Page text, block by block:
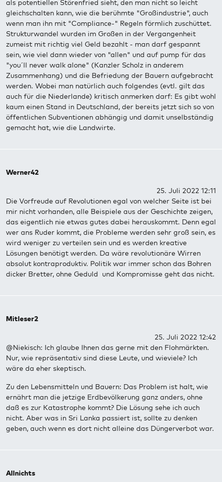
als potentiellen Störenfried sieht, den man nicht so leicht
gleichschalten kann, wie die berühmte "Großindustrie", auch
wenn man ihn mit "Compliance-" Regeln förmlich zuschüttet.
Strukturwandel wurden im Großen in der Vergangenheit
zumeist mit richtig viel Geld bezahlt - man darf gespannt
sein, wie viel dann wieder von "allen" und auf pump für das
"you´ll never walk alone" (Kanzler Scholz in anderem
Zusammenhang) und die Befriedung der Bauern aufgebracht
werden. Wobei man natürlich auch folgendes (evtl. gilt das
auch für die Niederlande) kritisch anmerken darf: Es gibt wohl
kaum einen Stand in Deutschland, der bereits jetzt sich so von
öffentlichen Subventionen abhängig und damit unselbständig
gemacht hat, wie die Landwirte.
Werner42
25. Juli 2022 12:11
Die Vorfreude auf Revolutionen egal von welcher Seite ist bei
mir nicht vorhanden, alle Beispiele aus der Geschichte zeigen,
das eigentlich nie etwas gutes dabei herauskommt. Denn egal
wer ans Ruder kommt, die Probleme werden sehr groß sein, es
wird weniger zu verteilen sein und es werden kreative
Lösungen benötigt werden. Da wäre revolutionäre Wirren
absolut kontraproduktiv. Politik war immer schon das Bohren
dicker Bretter, ohne Geduld und Kompromisse geht das nicht.
Mitleser2
25. Juli 2022 12:42
@Niekisch: Ich glaube Ihnen das gerne mit den Flohmärkten.
Nur, wie repräsentativ sind diese Leute, und wieviele? Ich
wäre da eher skeptisch.
Zu den Lebensmitteln und Bauern: Das Problem ist halt, wie
ernährt man die jetzige Erdbevölkerung ganz anders, ohne
daß es zur Katastrophe kommt? Die Lösung sehe ich auch
nicht. Aber was in Sri Lanka passiert ist, sollte zu denken
geben, auch wenn es dort nicht alleine das Düngerverbot war.
Allnichts